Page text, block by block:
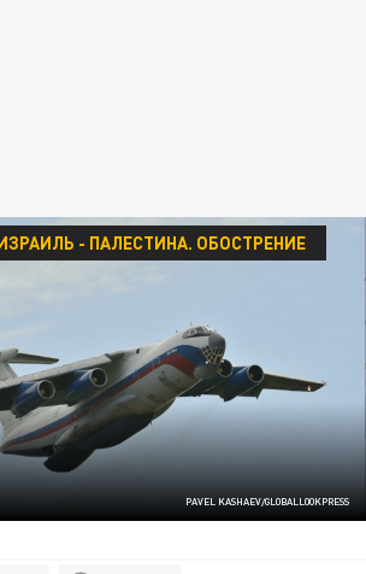
PAVEL KASHAEV/GLOBALLOOKPRESS
- ПАЛЕСТИНА. ОБОСТРЕНИЕ